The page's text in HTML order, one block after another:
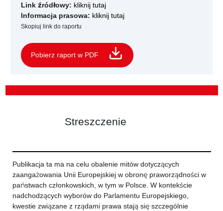
Link źródłowy: kliknij tutaj
Informacja prasowa: kliknij tutaj
Skopiuj link do raportu
Pobierz raport w PDF
Streszczenie
Publikacja ta ma na celu obalenie mitów dotyczących
zaangażowania Unii Europejskiej w obronę praworządności w
państwach członkowskich, w tym w Polsce. W kontekście
nadchodzących wyborów do Parlamentu Europejskiego,
kwestie związane z rządami prawa stają się szczególnie